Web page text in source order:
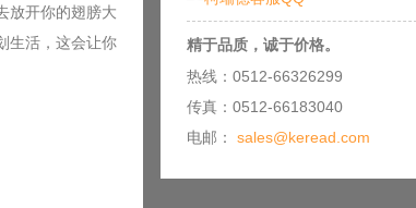
放开你的翅膀大
生活，这会让你
精于品质，诚于价格。
热线：0512-66326299
传真：0512-66183040
电邮： sales@keread.com